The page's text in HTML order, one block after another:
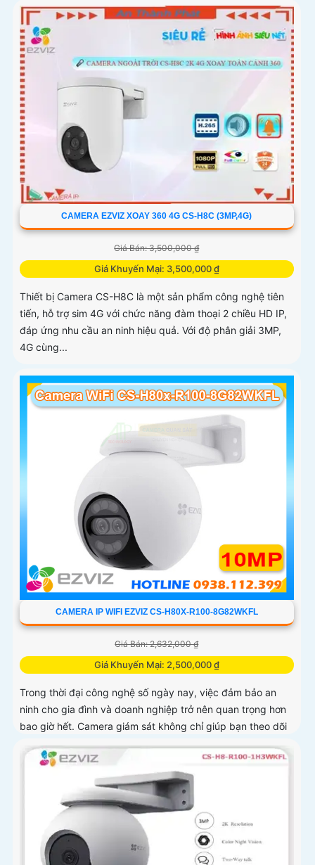
CAMERA EZVIZ XOAY 360 4G CS-H8C (3MP,4G)
Giá Bán: 3,500,000 ₫
Giá Khuyến Mại: 3,500,000 ₫
Thiết bị Camera CS-H8C là một sản phẩm công nghệ tiên
tiến, hỗ trợ sim 4G với chức năng đàm thoại 2 chiều HD IP,
đáp ứng nhu cầu an ninh hiệu quả. Với độ phân giải 3MP,
4G cùng...
CAMERA IP WIFI EZVIZ CS-H80X-R100-8G82WKFL
Giá Bán: 2,632,000 ₫
Giá Khuyến Mại: 2,500,000 ₫
Trong thời đại công nghệ số ngày nay, việc đảm bảo an
ninh cho gia đình và doanh nghiệp trở nên quan trọng hơn
bao giờ hết. Camera giám sát không chỉ giúp bạn theo dõi
mọi hoạt động xung quanh mà còn mang lại sự an tâm cho
bạn và những người thân yêu